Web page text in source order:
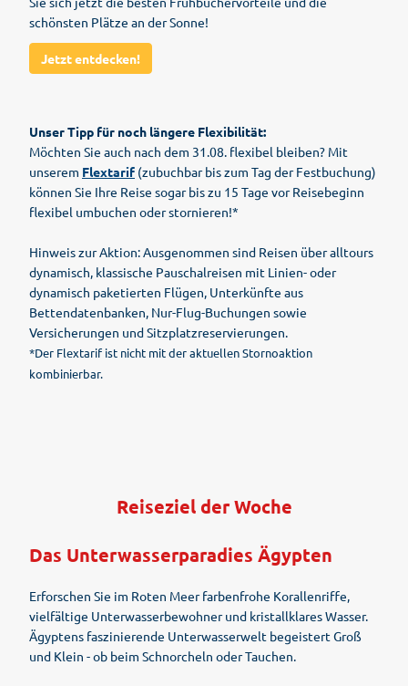
schönsten Plätze an der Sonne!
Jetzt entdecken!
Unser Tipp für noch längere Flexibilität:
Möchten Sie auch nach dem 31.08. flexibel bleiben? Mit
unserem Flextarif (zubuchbar bis zum Tag der Festbuchung)
können Sie Ihre Reise sogar bis zu 15 Tage vor Reisebeginn
flexibel umbuchen oder stornieren!*
Hinweis zur Aktion: Ausgenommen sind Reisen über alltours
dynamisch, klassische Pauschalreisen mit Linien- oder
dynamisch paketierten Flügen, Unterkünfte aus
Bettendatenbanken, Nur-Flug-Buchungen sowie
Versicherungen und Sitzplatzreservierungen.
*Der Flextarif ist nicht mit der aktuellen Stornoaktion
kombinierbar.
Reiseziel der Woche
Das Unterwasserparadies Ägypten
Erforschen Sie im Roten Meer farbenfrohe Korallenriffe,
vielfältige Unterwasserbewohner und kristallklares Wasser.
Ägyptens faszinierende Unterwasserwelt begeistert Groß
und Klein - ob beim Schnorcheln oder Tauchen.